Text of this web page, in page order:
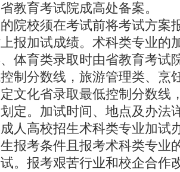
教育考试院成高处备案。
院校须在考试前将考试方案
报加试成绩。术科类专业的
体育类录取时由省教育考试
制分数线，旅游管理类、烹
文化省录取最低控制分数线
定。加试时间、地点及办法
成人高校招生术科类专业加试
报考条件且报考术科类专业
。报考艰苦行业和校企合作